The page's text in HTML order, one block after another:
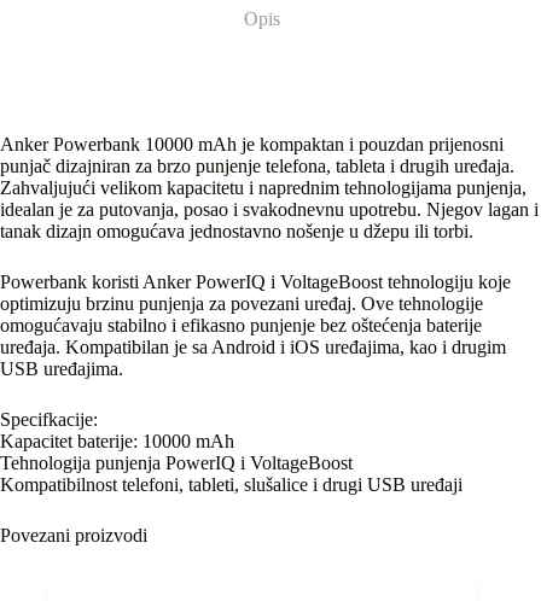
Opis
Anker Powerbank 10000 mAh je kompaktan i pouzdan prijenosni
punjač dizajniran za brzo punjenje telefona, tableta i drugih uređaja.
Zahvaljujući velikom kapacitetu i naprednim tehnologijama punjenja,
idealan je za putovanja, posao i svakodnevnu upotrebu. Njegov lagan i
tanak dizajn omogućava jednostavno nošenje u džepu ili torbi.
Powerbank koristi Anker PowerIQ i VoltageBoost tehnologiju koje
optimizuju brzinu punjenja za povezani uređaj. Ove tehnologije
omogućavaju stabilno i efikasno punjenje bez oštećenja baterije
uređaja. Kompatibilan je sa Android i iOS uređajima, kao i drugim
USB uređajima.
Specifkacije:
Kapacitet baterije: 10000 mAh
Tehnologija punjenja PowerIQ i VoltageBoost
Kompatibilnost telefoni, tableti, slušalice i drugi USB uređaji
Povezani proizvodi